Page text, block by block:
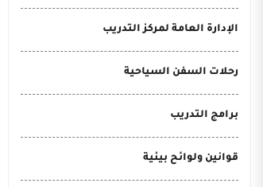
الإدارة العامة لمركز التدريب
رحلات السفن السياحية
برامج التدريب
قوانين ولوائح بيئية